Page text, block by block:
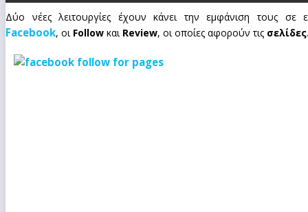
Δύο νέες λειτουργίες έχουν κάνει την εμφάνιση τους σε
Facebook, οι Follow και Review, οι οποίες αφορούν τις σελίδες.